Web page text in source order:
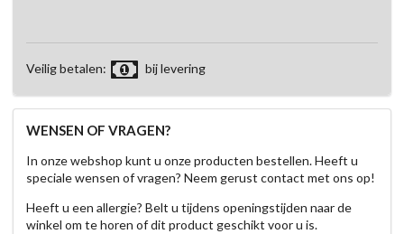
Veilig betalen: bij levering
WENSEN OF VRAGEN?
In onze webshop kunt u onze producten bestellen. Heeft u
speciale wensen of vragen? Neem gerust contact met ons op!
Heeft u een allergie? Belt u tijdens openingstijden naar de
winkel om te horen of dit product geschikt voor u is.